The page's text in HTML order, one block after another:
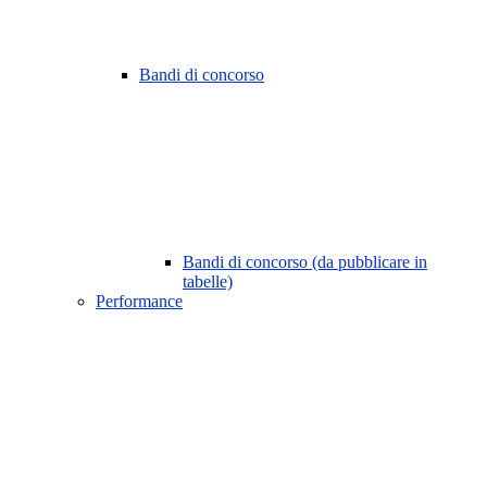
Bandi di concorso
Bandi di concorso (da pubblicare in
tabelle)
Performance